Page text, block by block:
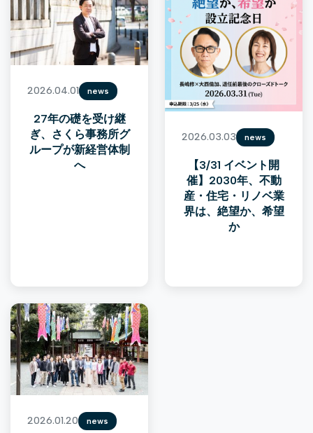
2026.04.01 news
27年の礎を受け継
ぎ、さくら事務所グ
ループが新経営体制
へ
2026.03.03 news
【3/31 イベント開
催】2030年、不動
産・住宅・リノベ業
界は、絶望か、希望
か
2026.01.20 news